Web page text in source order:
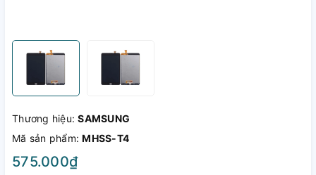
Thương hiệu:SAMSUNG
Mã sản phẩm:MHSS-T4
575.000₫